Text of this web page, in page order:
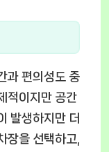
과 편의성도 중
적이지만 공간
발생하지만 더
장을 선택하고,